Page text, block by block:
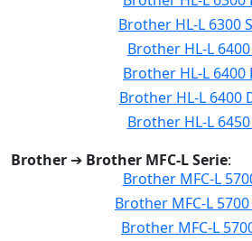
Brother HL-L 6300
Brother HL-L
Brother HL-L 6400
Brother HL-L 6400
Brother HL-L
Brother ➔ Brother MFC-L Serie:
Brother MFC-L
Brother MFC-L
Brother MFC-L